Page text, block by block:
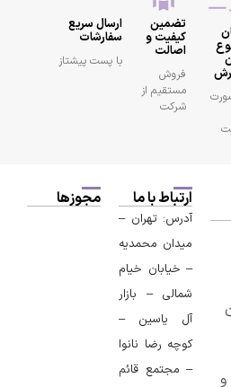
تضمین
کیفیت و
اصالت
فروش
مستقیم از
شرکت
ارسال سریع
سفارشات
با پست پیشتاز
ارتباط با ما
آدرس: تهران –
میدان محمدیه
– خیابان خیام
شمالی – بازار
آل یاسین –
کوچه رضا نانوا
– مجتمع قائم
مجوزها